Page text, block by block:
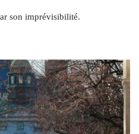
son imprévisibilité.